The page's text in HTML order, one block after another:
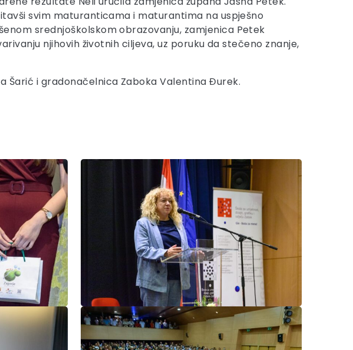
svim maturanticama i maturantima na uspješno
srednjoškolskom obrazovanju, zamjenica Petek
njihovih životnih ciljeva, uz poruku da stečeno znanje,
Šarić i gradonačelnica Zaboka Valentina Đurek.